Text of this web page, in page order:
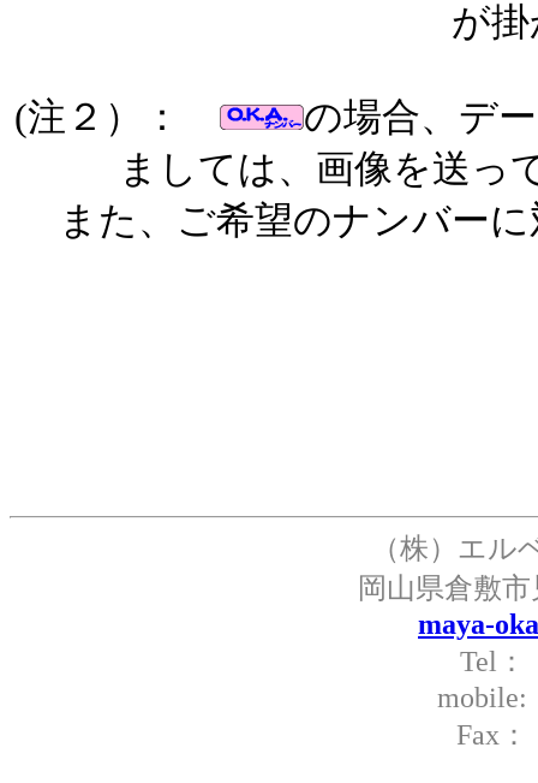
が
(注２）：
の場合、デ
ましては、画像を送っ
また、ご希望のナンバー
（株）エ
岡山県倉敷
maya-
Tel：
Fax